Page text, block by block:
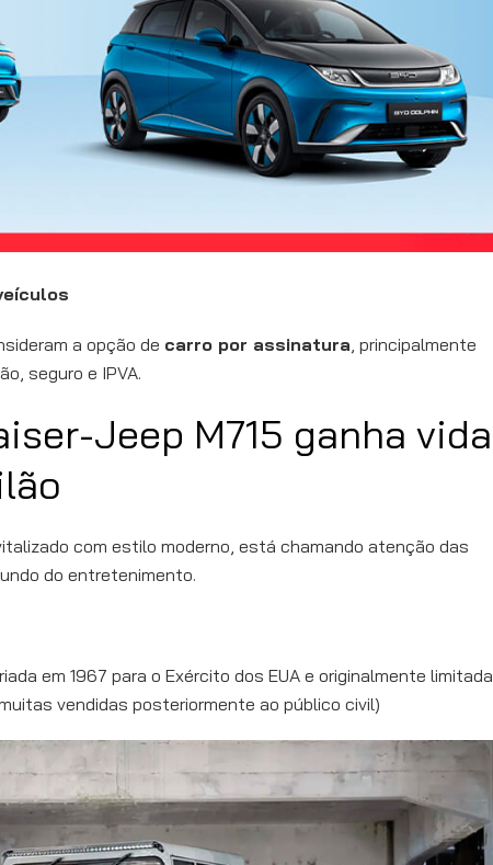
a opção de carro por assinatura, principalmente
seguro e IPVA.
Jeep M715 ganha vida
com estilo moderno, está chamando atenção das
do entretenimento.
em 1967 para o Exército dos EUA e originalmente limitada
vendidas posteriormente ao público civil)